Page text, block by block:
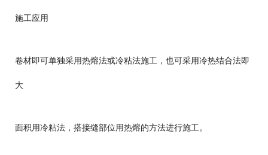
施工应用
卷材即可单独采用热熔法或冷粘法施工，也可采用冷热结合法即
大
面积用冷粘法，搭接缝部位用热熔的方法进行施工。